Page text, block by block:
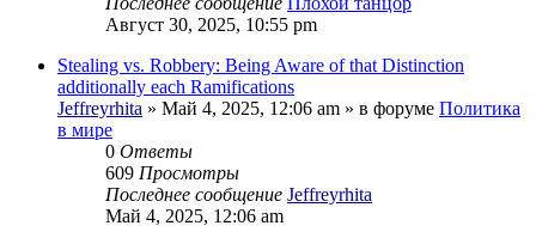
Август 30, 2025, 10:55 pm
Stealing vs. Robbery: Being Aware of that Distinction
additionally each Ramifications
Jeffreyrhita » Май 4, 2025, 12:06 am » в форуме Политика
в мире
0 Ответы
609 Просмотры
Последнее сообщение Jeffreyrhita
Май 4, 2025, 12:06 am